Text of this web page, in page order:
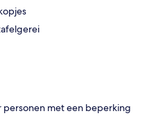
personen met een beperking